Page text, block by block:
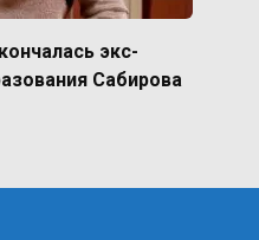
экс-
Сабирова